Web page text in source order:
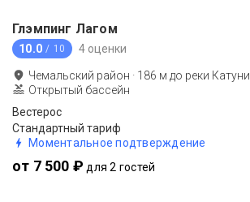
Глэмпинг Лагом
10.0 / 10 4 оценки
Чемальский район · 186 м до реки Катуни
Открытый бассейн
Вестерос
Стандартный тариф
Моментальное подтверждение
от 7 500 ₽ для 2 гостей